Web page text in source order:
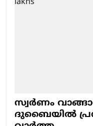
സ്വര്‍ണം
ദുബൈയില്‍